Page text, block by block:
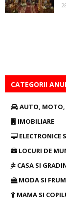
CATEGORII
AUTO, MOTO,
IMOBILIARE
ELECTRONICE
LOCURI DE
CASA SI
MODA SI
MAMA SI